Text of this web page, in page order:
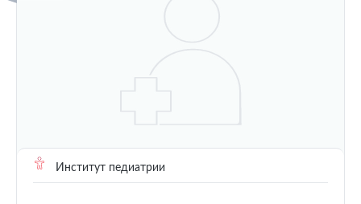
Институт педиатрии